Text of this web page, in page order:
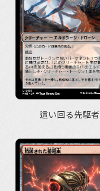
這い回る先駆者